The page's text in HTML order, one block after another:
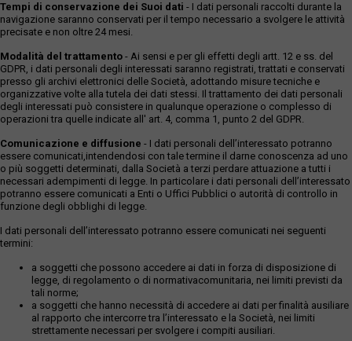
Tempi di conservazione dei Suoi dati - I dati personali raccolti durante la
navigazione saranno conservati per il tempo necessario a svolgere le attività
precisate e non oltre 24 mesi.
Modalità del trattamento - Ai sensi e per gli effetti degli artt. 12 e ss. del
GDPR, i dati personali degli interessati saranno registrati, trattati e conservati
presso gli archivi elettronici delle Società, adottando misure tecniche e
organizzative volte alla tutela dei dati stessi. Il trattamento dei dati personali
degli interessati può consistere in qualunque operazione o complesso di
operazioni tra quelle indicate all' art. 4, comma 1, punto 2 del GDPR.
Comunicazione e diffusione - I dati personali dell’interessato potranno
essere comunicati,intendendosi con tale termine il darne conoscenza ad uno
o più soggetti determinati, dalla Società a terzi perdare attuazione a tutti i
necessari adempimenti di legge. In particolare i dati personali dell’interessato
potranno essere comunicati a Enti o Uffici Pubblici o autorità di controllo in
funzione degli obblighi di legge.
I dati personali dell’interessato potranno essere comunicati nei seguenti
termini:
a soggetti che possono accedere ai dati in forza di disposizione di
legge, di regolamento o di normativacomunitaria, nei limiti previsti da
tali norme;
a soggetti che hanno necessità di accedere ai dati per finalità ausiliare
al rapporto che intercorre tra l’interessato e la Società, nei limiti
strettamente necessari per svolgere i compiti ausiliari.